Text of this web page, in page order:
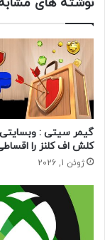
محدودیت‌ها هم
بازی کننده
مسئولان این حوزه
سخت‌تری برای
افراد از
بازی‌ها می‌کنند؛
دانلود تغییر کرده
شده است.
با این حال با
شده، چهارم دی
اعضای شورای
گیمر سیتی :
کلش اف کلنز را
ژوئن 1, 2026